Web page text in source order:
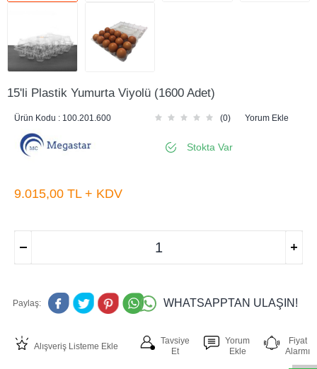
W
h
t
s
a
p
p
D
e
s
e
H
a
t
t
15'li Plastik Yumurta Viyolü (1600 Adet)
Ürün Kodu : 100.201.600 (0) Yorum Ekle
Stokta Var
9.015,00 TL + KDV
Paylaş: WHATSAPPTAN ULAŞIN!
Alışveriş Listeme Ekle
Tavsiye
Et
Yorum
Ekle
Fiyat
Alarmı